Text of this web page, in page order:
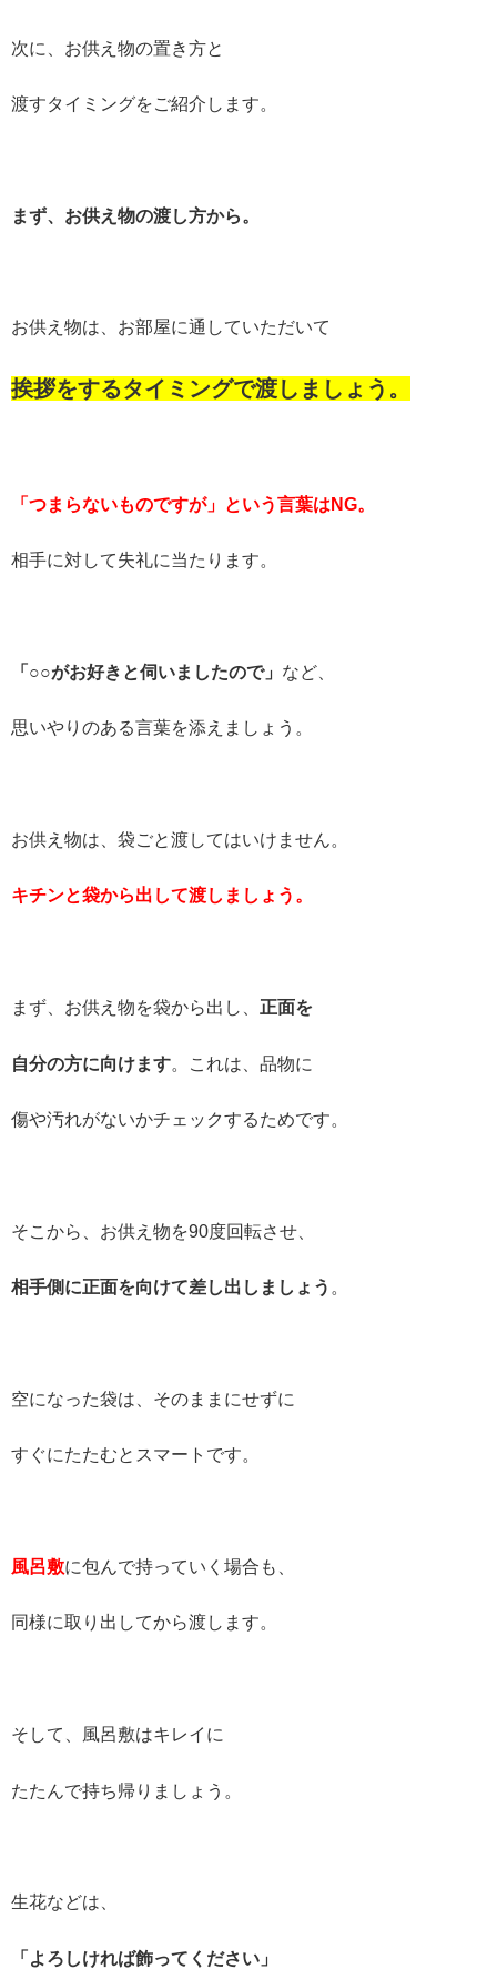
次に、お供え物の置き方と
渡すタイミングをご紹介します。
まず、お供え物の渡し方から。
お供え物は、お部屋に通していただいて
挨拶をするタイミングで渡しましょう。
「つまらないものですが」という言葉はNG。
相手に対して失礼に当たります。
「○○がお好きと伺いましたので」 など、
思いやりのある言葉を添えましょう。
お供え物は、袋ごと渡してはいけません。
キチンと袋から出して渡しましょう。
まず、お供え物を袋から出し、 正面を
自分の方に向けます。これは、品物に
傷や汚れがないかチェックするためです。
そこから、お供え物を90度回転させ、
相手側に正面を向けて差し出しましょう 。
空になった袋は、そのままにせずに
すぐにたたむとスマートです。
風呂敷に包んで持っていく場合も、
同様に取り出してから渡します。
そして、風呂敷はキレイに
たたんで持ち帰りましょう。
生花などは、
「よろしければ飾ってください」